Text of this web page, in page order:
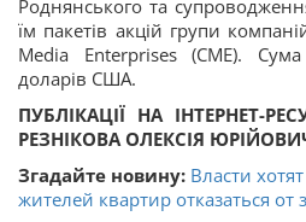
Роднянського та
їм пакетів акцій групи
Media Enterprises (CME).
доларів США.
ПУБЛІКАЦІЇ НА ІНТЕРНЕТ-
РЕЗНІКОВА ОЛЕКСІЯ
Згадайте новину: Власти
жителей квартир отказаться